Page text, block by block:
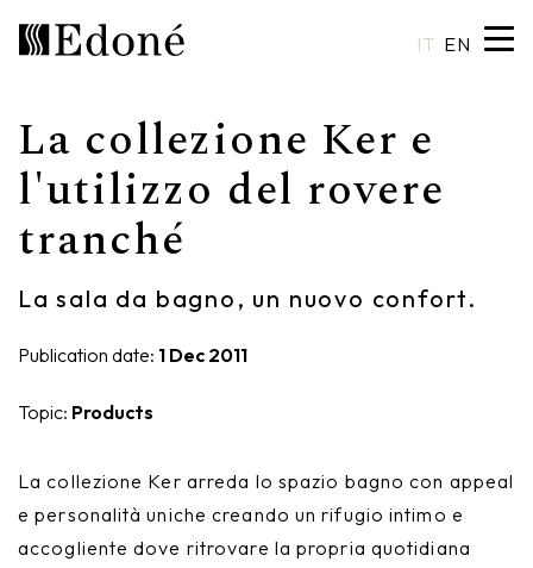
IT EN
La collezione Ker e
l'utilizzo del rovere
tranché
La sala da bagno, un nuovo confort.
Publication date: 1 Dec 2011
Topic: Products
La collezione Ker arreda lo spazio bagno con appeal
e personalità uniche creando un rifugio intimo e
accogliente dove ritrovare la propria quotidiana
Nike
Wall coverings
Furnishing accessories
Made in Italy